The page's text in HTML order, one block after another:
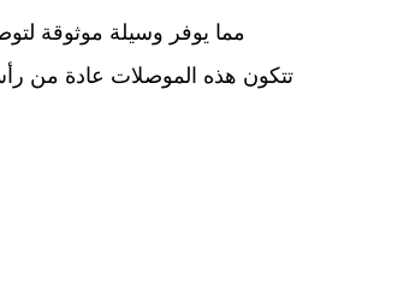
تتكون هذه الموصلات عادة من